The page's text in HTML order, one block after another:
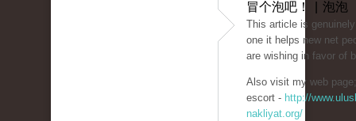
冒个泡吧！ | 泡泡
This article is
one it helps new net
are wishing in favor of
Also visit my web
escort - http://
nakliyat.org/